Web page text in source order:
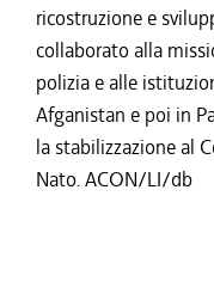
ricostruzione e
collaborato alla
polizia e alle
Afganistan e poi in
la stabilizzazione al
Nato. ACON/LI/db